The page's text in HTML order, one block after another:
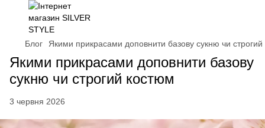
Блог Якими прикрасами доповнити базову сукню чи
Якими прикрасами доповнити базову
сукню чи строгий костюм
3 червня 2026